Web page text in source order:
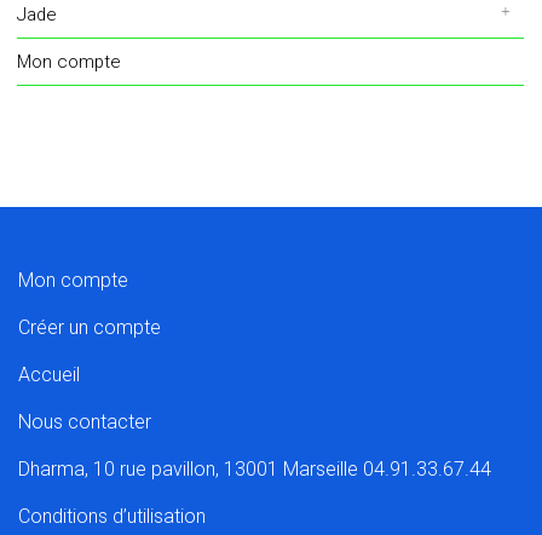
Jade
Mon compte
Mon compte
Créer un compte
Accueil
Nous contacter
Dharma, 10 rue pavillon, 13001 Marseille 04.91.33.67.44
Conditions d’utilisation